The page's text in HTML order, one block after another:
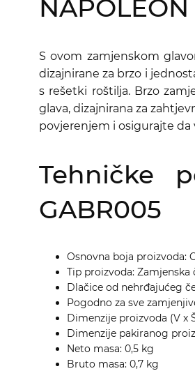
S ovom zamjenskom
dizajnirane za brzo i
s rešetki roštilja. Brzo
glava, dizajnirana za
povjerenjem i osigurajte da
Tehničke
GABR005
Osnovna boja proizvoda:
Tip proizvoda: Zamjenska
Dlačice od nehrđajućeg
Pogodno za sve
Dimenzije proizvoda (V x
Dimenzije pakiranog
Neto masa: 0,5 kg
Bruto masa: 0,7 kg